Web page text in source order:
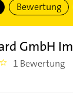
Bewertung
GmbH
1 Bewertung